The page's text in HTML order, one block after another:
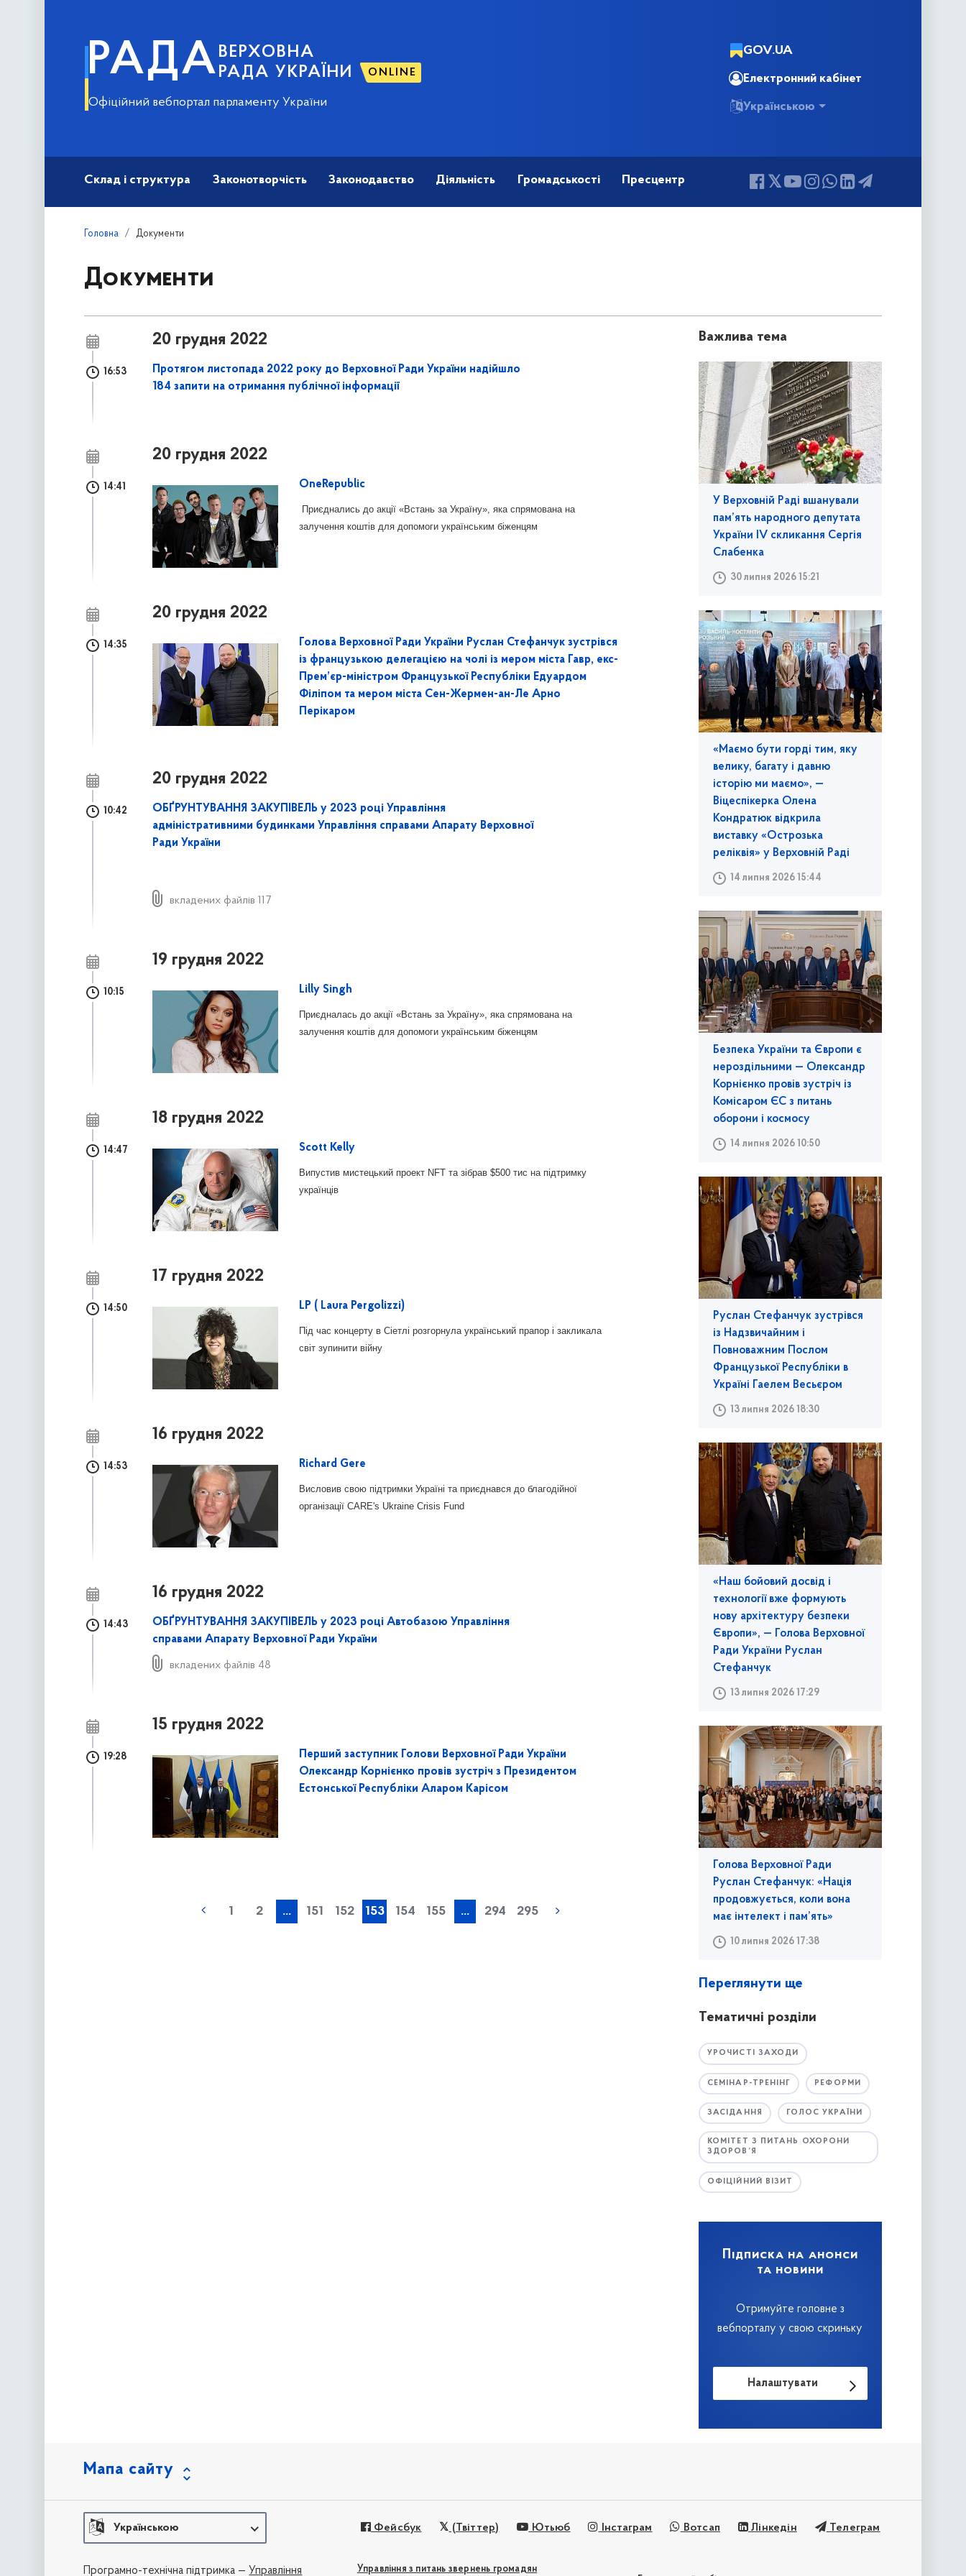
РАДА ВЕРХОВНА
РАДА УКРАЇНИ
ONLINE
Офіційний вебпортал парламенту України
GOV.UA
Електронний кабінет
Українською
Склад і структура Законотворчість Законодавство Діяльність Громадськості Пресцентр
Головна Документи
Документи
20 грудня 2022
16:53
Протягом листопада 2022 року до Верховної Ради України надійшло
184 запити на отримання публічної інформації
20 грудня 2022
14:41 OneRepublic
Приєднались до акції «Встань за Україну», яка спрямована на
залучення коштів для допомоги українським біженцям
20 грудня 2022
14:35
Голова Верховної Ради України Руслан Стефанчук зустрівся
із французькою делегацією на чолі із мером міста Гавр, екс-
Прем’єр-міністром Французької Республіки Едуардом
Філіпом та мером міста Сен-Жермен-ан-Ле Арно
Перікаром
20 грудня 2022
10:42 ОБҐРУНТУВАННЯ ЗАКУПІВЕЛЬ у 2023 роціУправління
адміністративними будинками Управління справами Апарату Верховної
Ради України
вкладених файлів 117
19 грудня 2022
10:15 Lilly Singh
Приєдналась до акції «Встань за Україну», яка спрямована на
залучення коштів для допомоги українським біженцям
18 грудня 2022
14:47 Scott Kelly
Випустив мистецький проект NFT та зібрав $500 тис на підтримку
українців
17 грудня 2022
14:50 LP ( Laura Pergolizzi)
Під час концерту в Сіетлі розгорнула український прапор і закликала
світ зупинити війну
16 грудня 2022
14:53 Richard Gere
Висловив свою підтримки Україні та приєднався до благодійної
організації CARE's Ukraine Crisis Fund
16 грудня 2022
14:43 ОБҐРУНТУВАННЯ ЗАКУПІВЕЛЬ у 2023 роціАвтобазою Управління
справами Апарату Верховної Ради України
вкладених файлів 48
15 грудня 2022
19:28
Перший заступник Голови Верховної Ради України
Олександр Корнієнко провів зустріч з Президентом
Естонської Республіки Аларом Карісом
« попередня
1 2 ... 151 152 153 154 155 ... 294 295
наступна »
Важлива тема
У Верховній Раді вшанували
пам’ять народного депутата
України IV скликання Сергія
Слабенка
30 липня 2026 15:21
«Маємо бути горді тим, яку
велику, багату і давню
історію ми маємо», —
Віцеспікерка Олена
Кондратюк відкрила
виставку «Острозька
реліквія» у Верховній Раді
14 липня 2026 15:44
Безпека України та Європи є
нероздільними — Олександр
Корнієнко провів зустріч із
Комісаром ЄС з питань
оборони і космосу
14 липня 2026 10:50
Руслан Стефанчук зустрівся
із Надзвичайним і
Повноважним Послом
Французької Республіки в
Україні Гаелем Весьєром
13 липня 2026 18:30
«Наш бойовий досвід і
технології вже формують
нову архітектуру безпеки
Європи», — Голова Верховної
Ради України Руслан
Стефанчук
13 липня 2026 17:29
Голова Верховної Ради
Руслан Стефанчук: «Нація
продовжується, коли вона
має інтелект і пам’ять»
10 липня 2026 17:38
Переглянути ще
Тематичні розділи
УРОЧИСТІ ЗАХОДИ
СЕМІНАР-ТРЕНІНГ РЕФОРМИ
ЗАСІДАННЯ ГОЛОС УКРАЇНИ
КОМІТЕТ З ПИТАНЬ ОХОРОНИ
ЗДОРОВ’Я
ОФІЦІЙНИЙ ВІЗИТ
Підписка на анонси
та новини
Отримуйте головне з
вебпорталу у свою скриньку
Налаштувати
Мапа сайту
Українською Фейсбук (Твіттер) Ютьюб Інстаграм Вотсап Лінкедін Телеграм
Управління з питань звернень громадян
Програмно-технічна підтримка — Управління